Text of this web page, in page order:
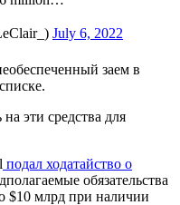
July 6, 2022
заем в
эти средства для
подал ходатайство о
обязательства
$10 млрд при наличии